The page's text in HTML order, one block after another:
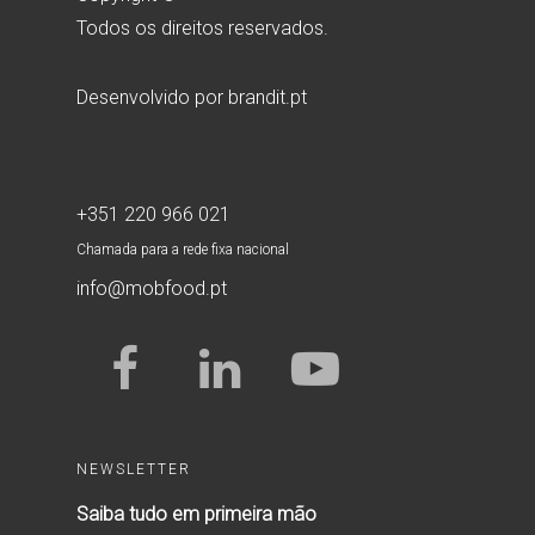
Todos os direitos reservados.
Desenvolvido por brandit.pt
+351 220 966 021
Chamada para a rede fixa nacional
info@mobfood.pt
NEWSLETTER
Saiba tudo em primeira mão